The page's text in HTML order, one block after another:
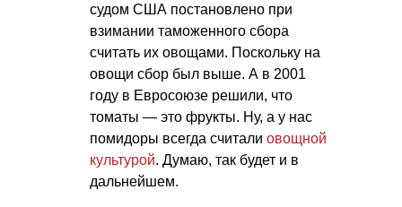
судом США постановлено при
взимании таможенного сбора
считать их овощами. Поскольку на
овощи сбор был выше. А в 2001
году в Евросоюзе решили, что
томаты — это фрукты. Ну, а у нас
помидоры всегда считали овощной
культурой. Думаю, так будет и в
дальнейшем.